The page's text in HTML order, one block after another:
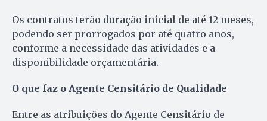
Os contratos terão duração inicial de até 12 meses,
podendo ser prorrogados por até quatro anos,
conforme a necessidade das atividades e a
disponibilidade orçamentária.
O que faz o Agente Censitário de Qualidade
Entre as atribuições do Agente Censitário de